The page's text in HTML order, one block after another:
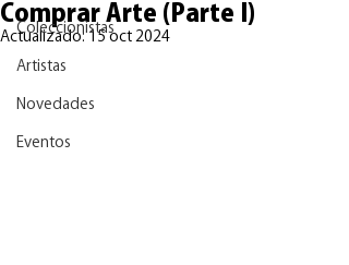
Coleccionistas
Artistas
Novedades
Eventos
Comprar Arte (Parte I)
Actualizado:15 oct 2024